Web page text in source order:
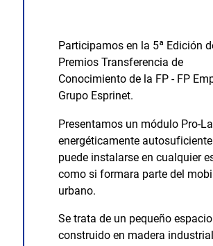
Participamos en la 5ª Edición
Premios Transferencia de
Conocimiento de la FP - FP
Grupo Esprinet.
Presentamos un módulo Pro-
energéticamente
puede instalarse en cualquier
como si formara parte del
urbano.
Se trata de un pequeño espacio
construido en madera